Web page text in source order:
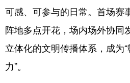
可感、可参与的日常。首场赛
阵地多点开花，场内场外协同
立体化的文明传播体系，成为“
力”。